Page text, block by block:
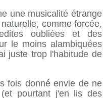
une musicalité étrange
comme forcée,
oubliées et des
le moins alambiquées
juste trop l'habitude de
fois donné envie de ne
pourtant j'en lis des